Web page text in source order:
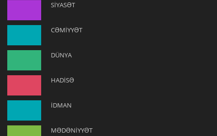
SİYASƏT
CƏMİYYƏT
DÜNYA
HADİSƏ
İDMAN
MƏDƏNİYYƏT